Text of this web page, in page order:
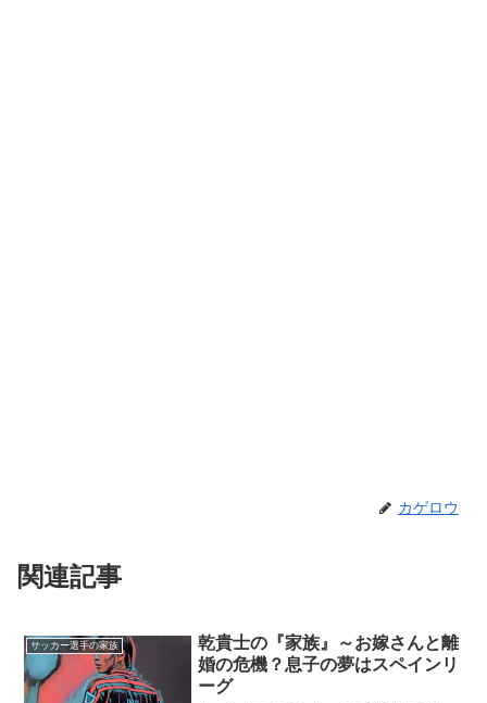
カゲロウ
関連記事
サッカー選手の家族
乾貴士の『家族』～お嫁さんと離
婚の危機？息子の夢はスペインリ
ーグ